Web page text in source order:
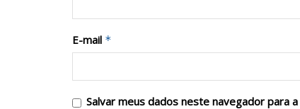
E-mail *
Salvar meus dados neste navegador para